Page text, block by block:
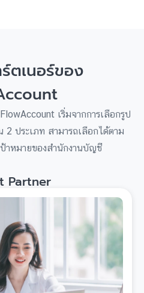
ตเนอร์ของ
เริ่มจากการเลือกรูป
2 ประเภท สามารถเลือกได้ตาม
าหมายของสำนักงานบัญชี
Partner